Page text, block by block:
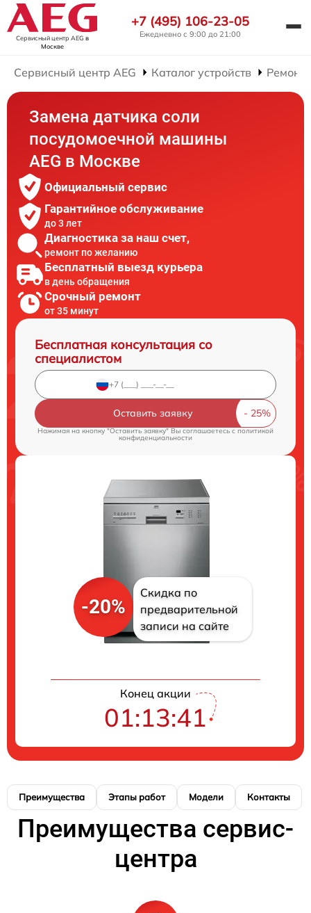
Сервисный центр AEG в
Москве
+7 (495) 106-23-05
Ежедневно с 9:00 до 21:00
Сервисный центр AEG Каталог устройств Ремонт
Замена датчика соли
посудомоечной машины
AEG в Москве
Официальный сервис
Гарантийное обслуживание
до 3 лет
Диагностика за наш счет,
ремонт по желанию
Бесплатный выезд курьера
в день обращения
Срочный ремонт
от 35 минут
Бесплатная консультация со
специалистом
Оставить заявку
Нажимая на кнопку "Оставить заявку" Вы соглашаетесь cполитикой
конфиденциальности
-20%
Скидка по
предварительной
записи на сайте
Конец акции
01:13:41
Преимущества Этапы работ Модели Контакты
Преимущества сервис-
центра